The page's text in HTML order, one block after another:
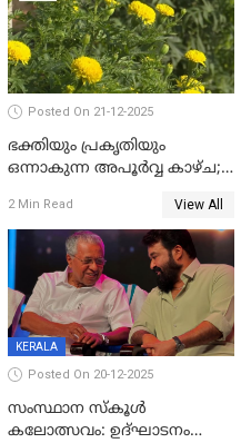
Posted On 21-12-2025
ഭക്തിയും പ്രകൃതിയും
ഒന്നാകുന്ന അപൂര്‍വ്വ കാഴ്ച;
കാഴ്ചാനുഭവമൊരുക്കി
ശബരീ നന്ദനം
2 Min Read View All
KERALA
Posted On 20-12-2025
സംസ്ഥാന സ്കൂൾ
കലോത്സവം: ഉദ്ഘാടനം